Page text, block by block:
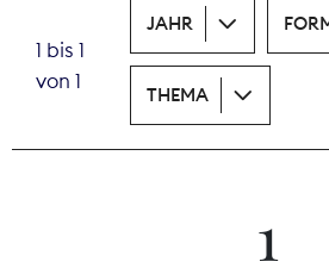
Print
Wächterpreis
1 bis 1
von 1
JAHR
THEMA
1